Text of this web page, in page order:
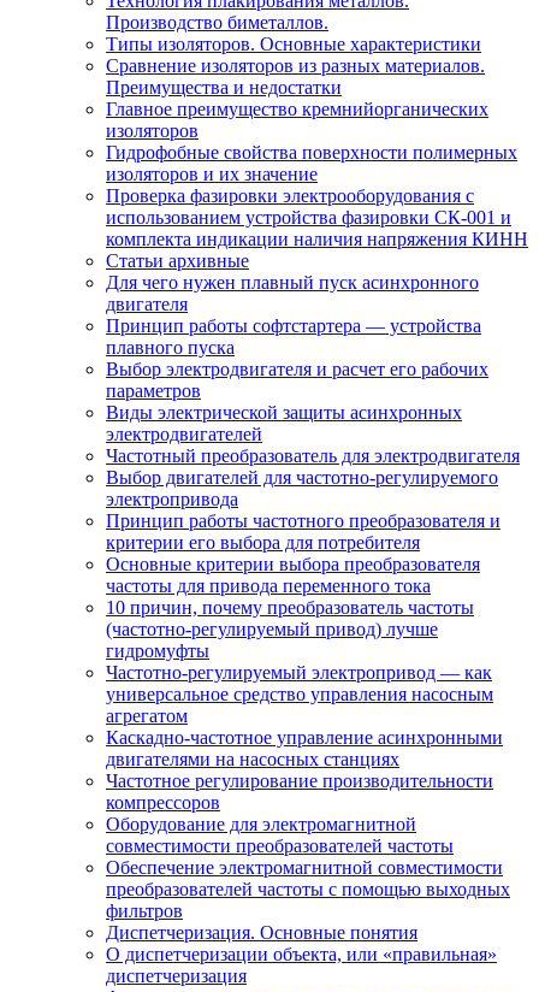
Производство биметаллов.
Типы изоляторов. Основные характеристики
Сравнение изоляторов из разных материалов.
Преимущества и недостатки
Главное преимущество кремнийорганических
изоляторов
Гидрофобные свойства поверхности поли мерных
изоляторов и их значение
Проверка фазировки электрооборудования с
использованием устройства фазировки СК-001 и
комплекта индикации наличия напряжения КИНН
Статьи архивные
Для чего нужен плавный пуск асинхронного
двигателя
Принцип работы софтстартера — устройства
плавного пуска
Выбор электродвигателя и расчет его рабочих
параметров
Виды электрической защиты асинхронных
электродвигателей
Частотный преобразователь для электродвигателя
Выбор двигателей для частотно-регулируемого
электропривода
Принцип работы частотного преобразователя и
критерии его выбора для потребителя
Основные критерии выбора преобразователя
частоты для привода переменного тока
10 причин, почему преобразователь частоты
(частотно-регулируемый привод) лучше
гидромуфты
Частотно-регулируемый электропривод — как
универсальное средство управления насосным
агрегатом
Каскадно-частотное управление асинхронными
двигателями на насосных станциях
Частотное регулирование производительности
компрессоров
Оборудование для электромагнитной
совместимости преобразователей частоты
Обеспечение электромагнитной совместимости
преобразователей частоты с помощью выходных
фильтров
Диспетчеризация. Основные понятия
О диспетчеризации объекта, или «правильная»
диспетчеризация